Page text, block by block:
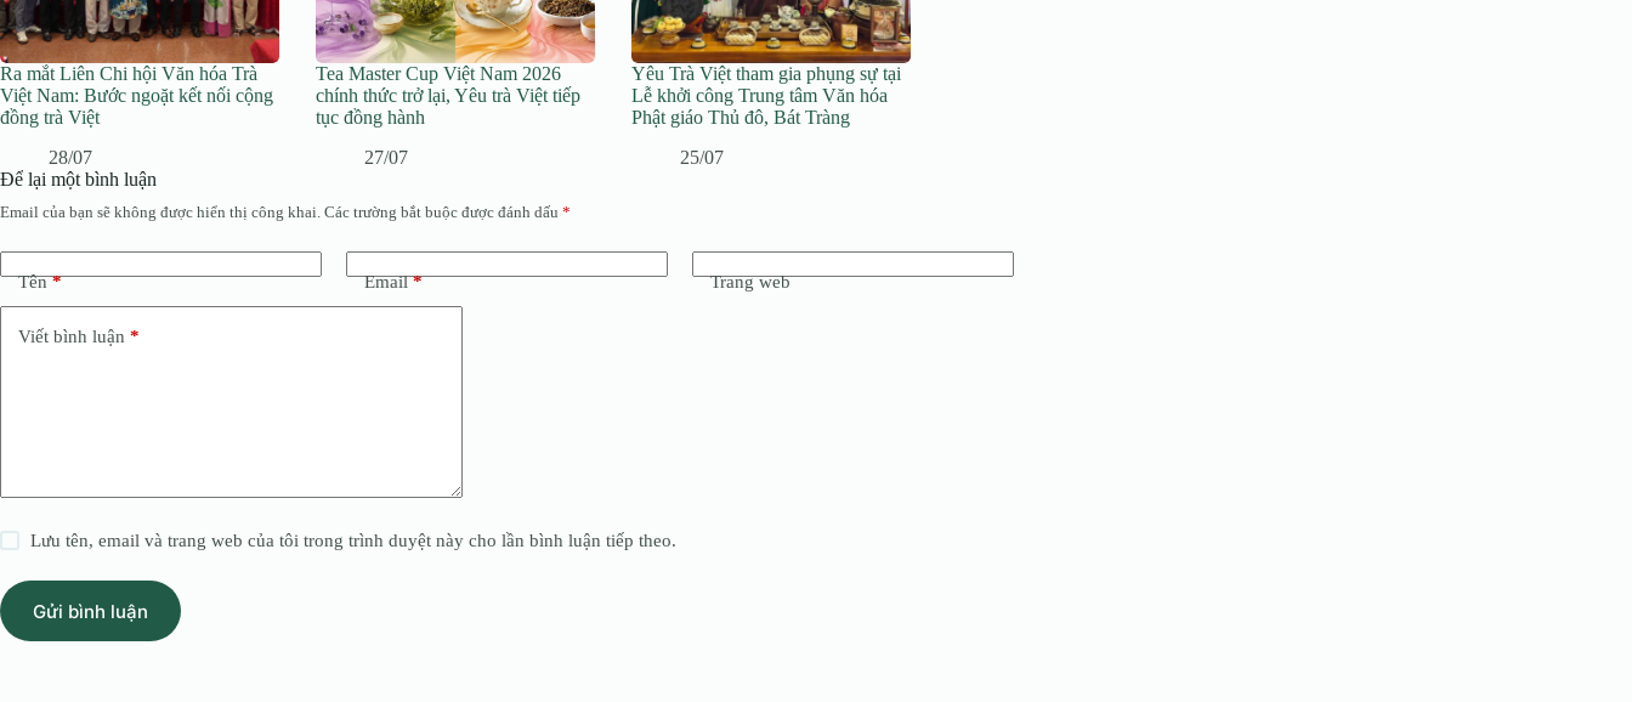
Ra mắt Liên Chi hội Văn hóa Trà
Việt Nam: Bước ngoặt kết nối cộng
đồng trà Việt
28/07
Tea Master Cup Việt Nam 2026
chính thức trở lại, Yêu trà Việt tiếp
tục đồng hành
27/07
Yêu Trà Việt tham gia phụng sự tại
Lễ khởi công Trung tâm Văn hóa
Phật giáo Thủ đô, Bát Tràng
25/07
Để lại một bình luận
Email của bạn sẽ không được hiển thị công khai. Các trường bắt buộc được đánh dấu *
Tên* Email* Trang web
Viết bình luận *
Lưu tên, email và trang web của tôi trong trình duyệt này cho lần bình luận tiếp theo.
Gửi bình luận